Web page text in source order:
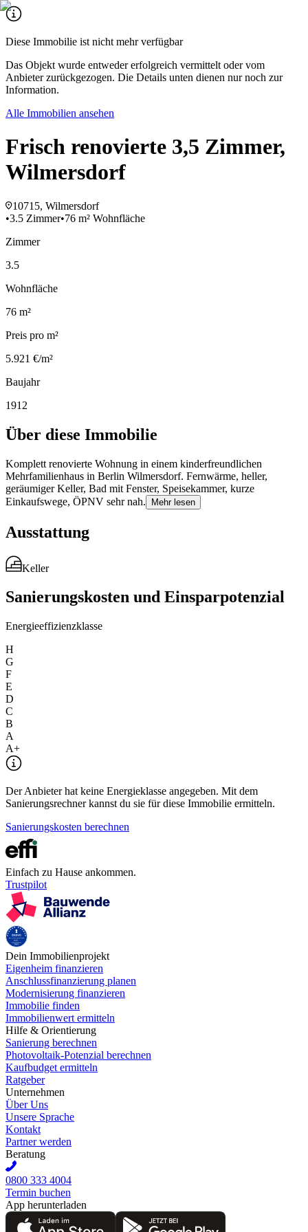
Diese Immobilie ist nicht mehr verfügbar
Das Objekt wurde entweder erfolgreich vermittelt oder vom
Anbieter zurückgezogen. Die Details unten dienen nur noch zur
Information.
Alle Immobilien ansehen
Frisch renovierte 3,5 Zimmer,
Wilmersdorf
10715, Wilmersdorf
•3.5 Zimmer•76 m² Wohnfläche
Zimmer
3.5
Wohnfläche
76 m²
Preis pro m²
5.921 €/m²
Baujahr
1912
Über diese Immobilie
Komplett renovierte Wohnung in einem kinderfreundlichen
Mehrfamilienhaus in Berlin Wilmersdorf. Fernwärme, heller,
geräumiger Keller, Bad mit Fenster, Speisekammer, kurze
Einkaufswege, ÖPNV sehr nah.
Mehr lesen
Ausstattung
Keller
Sanierungskosten und Einsparpotenzial
Energieeffizienzklasse
H
G
F
E
D
C
B
A
A+
Der Anbieter hat keine Energieklasse angegeben. Mit dem
Sanierungsrechner kannst du sie für diese Immobilie ermitteln.
Sanierungskosten berechnen
Einfach zu Hause ankommen.
Trustpilot
Dein Immobilienprojekt
Eigenheim finanzieren
Anschlussfinanzierung planen
Modernisierung finanzieren
Immobilie finden
Immobilienwert ermitteln
Hilfe & Orientierung
Sanierung berechnen
Photovoltaik-Potenzial berechnen
Kaufbudget ermitteln
Ratgeber
Unternehmen
Über Uns
Unsere Sprache
Kontakt
Partner werden
Beratung
0800 333 4004
Termin buchen
App herunterladen